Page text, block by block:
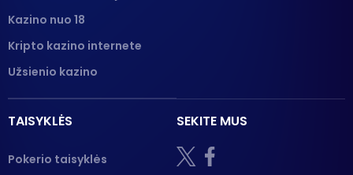
Kazino nuo 18
Kripto kazino internete
Užsienio kazino
TAISYKLĖS
Pokerio taisyklės
SEKITE MUS